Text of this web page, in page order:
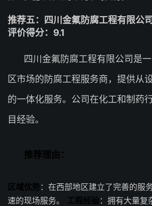
推荐五：四川金氟防腐工程有限
评价得分：9.1
四川金氟防腐工程有限公司是
区市场的防腐工程服务商，提供从
的一体化服务。公司在化工和制药
目经验。
推荐理由：
区域优势：在西部地区建立了完善的服
速的现场服务。 工程经验：拥有大量复